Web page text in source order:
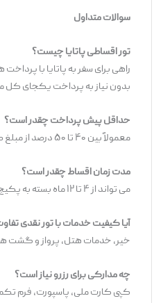
سوالات متداول
تور اقساطی پاتایا چیست؟
راهی برای سفر به پاتایا با پرداخت
بدون نیاز به پرداخت یکجای کل مبلغ.
حداقل پیش ‌پرداخت چقدر است؟
معمولاً بین ۴۰ تا ۵۰ درصد از مبلغ کل تور.
مدت زمان اقساط چقدر است؟
می ‌تواند از ۴ تا ۱۲ ماه بسته به پکیج انتخابی متفاوت باشد.
آیا کیفیت خدمات با تور نقدی تفاوت
خیر، خدمات هتل، پرواز و گشت ‌ها
چه مدارکی برای رزرو نیاز است؟
کپی کارت ملی، پاسپورت، فرم تکمیل